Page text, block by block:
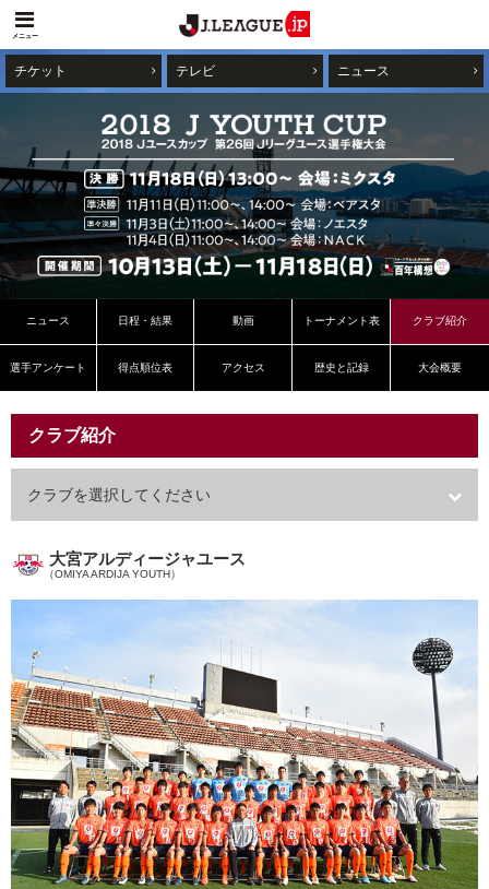
メニュー
チケット テレビ ニュース
ニュース 日程・結果 動画 トーナメント表 クラブ紹介
選手アンケート 得点順位表 アクセス 歴史と記録 大会概要
クラブ紹介
クラブを選択してください
大宮アルディージャユース
（OMIYA ARDIJA YOUTH）